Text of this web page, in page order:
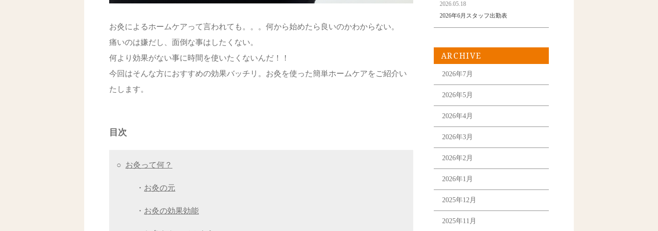
お灸によるホームケアって言われても。。。何から始めたら良いのかわからない。
痛いのは嫌だし、面倒な事はしたくない。
何より効果がない事に時間を使いたくないんだ！！
今回はそんな方におすすめの効果バッチリ。お灸を使った簡単ホームケアをご紹介い
たします。
目次
○ お灸って何？
・ お灸の元
・ お灸の効果効能
2026.05.18
2026年6月スタッフ出勤表
ARCHIVE
2026年7月
2026年5月
2026年4月
2026年3月
2026年2月
2026年1月
2025年12月
2025年11月